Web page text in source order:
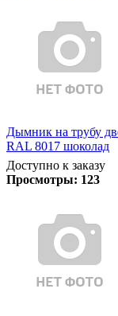
Дымник на трубу
RAL 8017 шоколад
Доступно к заказу
Просмотры: 123